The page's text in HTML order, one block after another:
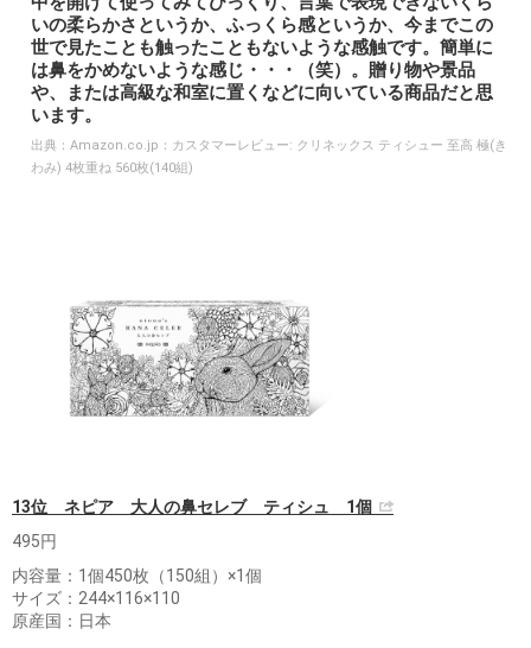
いの柔らかさというか、ふっくら感というか、今までこの
世で見たことも触ったこともないような感触です。簡単に
は鼻をかめないような感じ・・・（笑）。贈り物や景品
や、または高級な和室に置くなどに向いている商品だと思
います。
出典： Amazon.co.jp：カスタマーレビュー: クリネックス ティシュー 至高 極(き
わみ) 4枚重ね 560枚(140組)
13位 ネピア 大人の鼻セレブ ティシュ 1個
495円
内容量：1個450枚（150組）×1個
サイズ：244×116×110
原産国：日本